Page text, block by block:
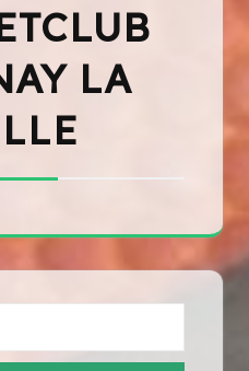
LA